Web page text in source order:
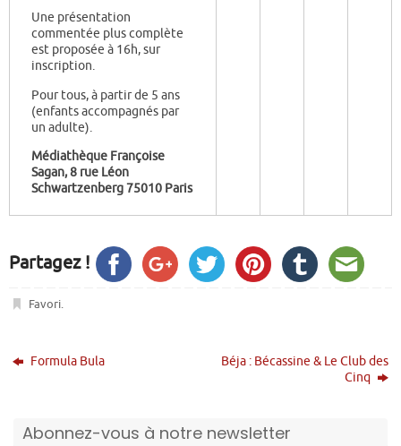
Une présentation
commentée plus complète
est proposée à 16h, sur
inscription.
Pour tous, à partir de 5 ans
(enfants accompagnés par
un adulte).
Médiathèque Françoise
Sagan, 8 rue Léon
Schwartzenberg 75010 Paris
Partagez !
Favori.
Formula Bula
Béja : Bécassine & Le Club des
Cinq
Abonnez-vous à notre newsletter